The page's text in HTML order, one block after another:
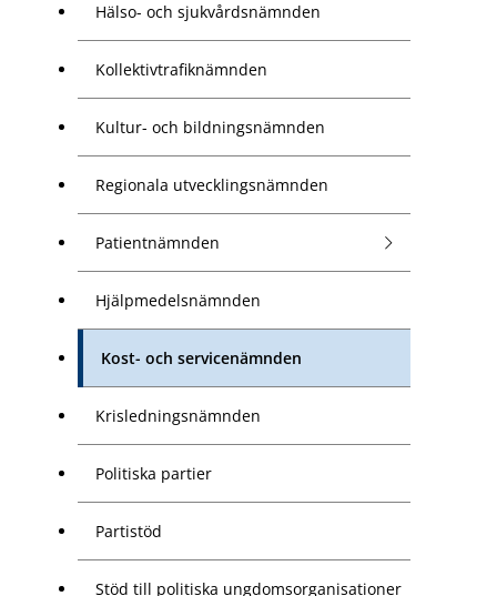
Hälso- och sjukvårdsnämnden
Kollektivtrafiknämnden
Kultur- och bildningsnämnden
Regionala utvecklingsnämnden
Patientnämnden
Hjälpmedelsnämnden
Kost- och servicenämnden
Krisledningsnämnden
Politiska partier
Partistöd
Stöd till politiska ungdomsorganisationer